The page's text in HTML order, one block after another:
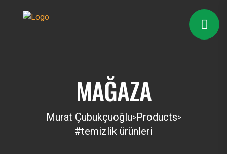
MAĞAZA
Murat Çubukçuoğlu>Products>
#temizlik ürünleri